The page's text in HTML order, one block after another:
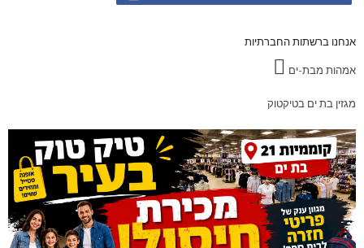
אנחנו ברשתות החברתיות
אמהות מבת-ים
מגזין בת ים בטיקטוק